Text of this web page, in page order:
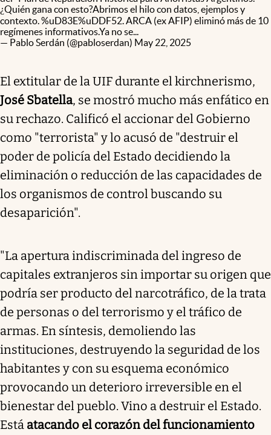
¿Quién gana con esto?Abrimos el hilo con datos, ejemplos y
contexto. %uD83E%uDDF52. ARCA (ex AFIP) eliminó más de 10
regímenes informativos.Ya no se...
— Pablo Serdán (@pabloserdan) May 22, 2025
El extitular de la UIF durante el kirchnerismo,
José Sbatella, se mostró mucho más enfático en
su rechazo. Calificó el accionar del Gobierno
como "terrorista" y lo acusó de "destruir el
poder de policía del Estado decidiendo la
eliminación o reducción de las capacidades de
los organismos de control buscando su
desaparición".
"La apertura indiscriminada del ingreso de
capitales extranjeros sin importar su origen que
podría ser producto del narcotráfico, de la trata
de personas o del terrorismo y el tráfico de
armas. En síntesis, demoliendo las
instituciones, destruyendo la seguridad de los
habitantes y con su esquema económico
provocando un deterioro irreversible en el
bienestar del pueblo. Vino a destruir el Estado.
Está atacando el corazón del funcionamiento